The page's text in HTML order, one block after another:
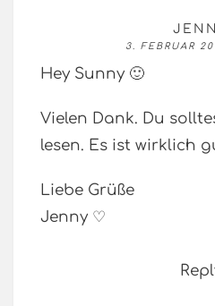
3. FEBRUAR
Hey Sunny 🙂
Vielen Dank. Du
lesen. Es ist wirklich
Liebe Grüße
Jenny ♡